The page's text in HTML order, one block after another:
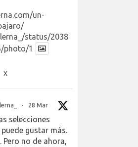
un-
status/2038
photo/1
X
· 28 Mar
selecciones
gustar más.
Pero no de ahora,